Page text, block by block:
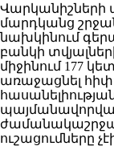
Վարկանիշների
մարդկանց
նախկինում
բանկի
միջինում 177
առաջացնել
ուշացումները